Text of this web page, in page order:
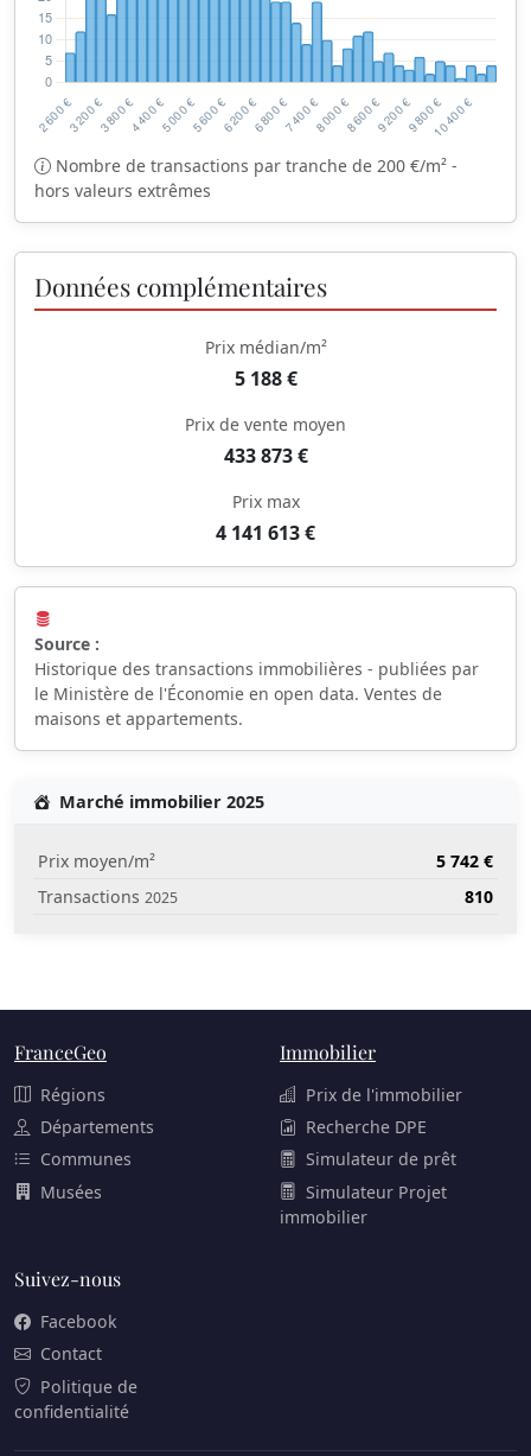
Nombre de transactions par tranche de 200 €/m² -
hors valeurs extrêmes
Données complémentaires
Prix médian/m²
5 188 €
Prix de vente moyen
433 873 €
Prix max
4 141 613 €
Source :
Historique des transactions immobilières - publiées par
le Ministère de l'Économie en open data. Ventes de
maisons et appartements.
Marché immobilier 2025
Prix moyen/m²
5 742 €
Transactions 2025 810
FranceGeo
Régions
Départements
Communes
Musées
Immobilier
Prix de l'immobilier
Recherche DPE
Simulateur de prêt
Simulateur Projet
immobilier
Suivez-nous
Facebook
Contact
Politique de
confidentialité